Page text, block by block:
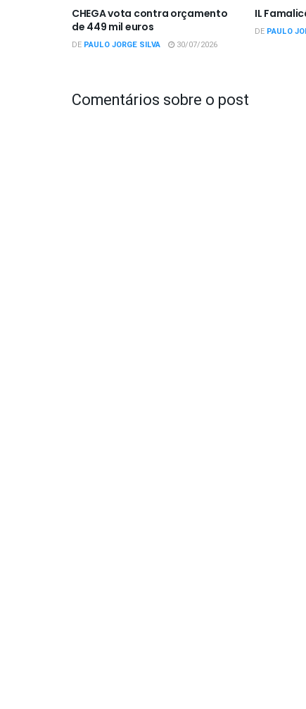
CHEGA vota contra orçamento
de 449 mil euros
DE PAULO JORGE SILVA 30/07/2026
IL
DE PAULO
Comentários sobre o post